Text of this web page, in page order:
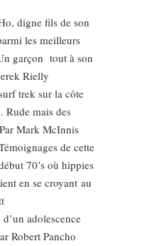
digne fils de son
les meilleurs
garçon tout à son
Rielly
trek sur la côte
Rude mais des
Mark McInnis
de cette
70’s où hippies
en se croyant au
adolescence
Robert Pancho